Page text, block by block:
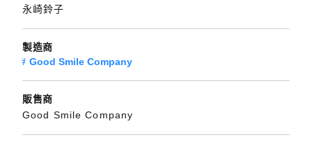
永崎鈴子
製造商
Good Smile Company
販售商
Good Smile Company